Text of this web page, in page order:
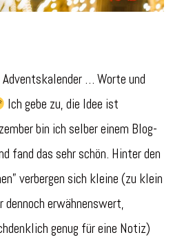
… Worte und
Ich gebe zu, die Idee ist
bin ich selber einem Blog-
fand das sehr schön. Hinter den
verbergen sich kleine (zu klein
dennoch erwähnenswert,
genug für eine Notiz)